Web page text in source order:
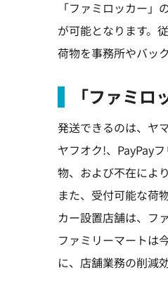
「ファミロッカー
が可能となります。
荷物を事務所やバッ
「ファミ
発送できるのは、ヤ
ヤフオク!、PayPay
物、および不在によ
また、受付可能な荷
カー設置店舗は、フ
ファミリーマートは
に、店舗業務の削減